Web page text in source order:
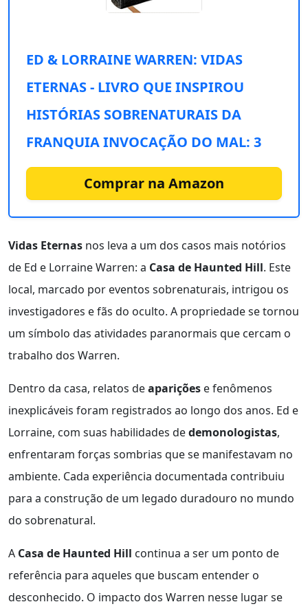
ED & LORRAINE WARREN: VIDAS
ETERNAS - LIVRO QUE INSPIROU
HISTÓRIAS SOBRENATURAIS DA
FRANQUIA INVOCAÇÃO DO MAL: 3
Comprar na Amazon
Vidas Eternas nos leva a um dos casos mais notórios
de Ed e Lorraine Warren: a Casa de Haunted Hill. Este
local, marcado por eventos sobrenaturais, intrigou os
investigadores e fãs do oculto. A propriedade se tornou
um símbolo das atividades paranormais que cercam o
trabalho dos Warren.
Dentro da casa, relatos deaparições e fenômenos
inexplicáveis foram registrados ao longo dos anos. Ed e
Lorraine, com suas habilidades dedemonologistas,
enfrentaram forças sombrias que se manifestavam no
ambiente. Cada experiência documentada contribuiu
para a construção de um legado duradouro no mundo
do sobrenatural.
A Casa de Haunted Hill continua a ser um ponto de
referência para aqueles que buscam entender o
desconhecido. O impacto dos Warren nesse lugar se